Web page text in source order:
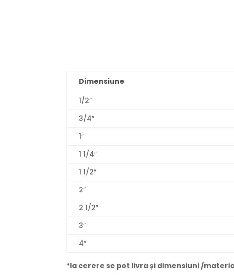
Dimensiune
1/2″
3/4″
1″
1 1/4″
1 1/2″
2″
2 1/2″
3″
4″
*la cerere se pot livra și dimensiuni /